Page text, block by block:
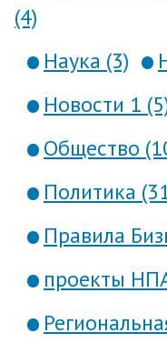
(4)
Наука (3)
Новости 1
Общество
Политика
Правила
проекты